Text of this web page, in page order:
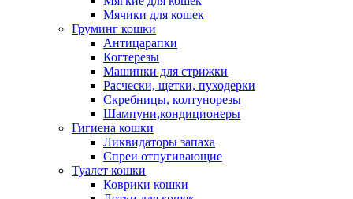
Мячики для кошек
Груминг кошки
Антицарапки
Когтерезы
Машинки для стрижки
Расчески, щетки, пуходерки
Скребницы, колтунорезы
Шампуни,кондиционеры
Гигиена кошки
Ликвидаторы запаха
Спреи отпугивающие
Туалет кошки
Коврики кошки